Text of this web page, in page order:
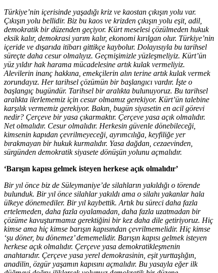
Türkiye’nin içerisinde yaşadığı kriz ve kaostan çıkışın yolu var.
Çıkışın yolu bellidir. Biz bu kaos ve krizden çıkışın yolu eşit, adil,
demokratik bir düzenden geçiyor. Kürt meselesi çözülmeden hukuk
eksik kalır, demokrasi yarım kalır, ekonomi kırılgan olur. Türkiye’nin
içeride ve dışarıda itibarı gittikçe kaybolur. Dolayısıyla bu tarihsel
süreçte daha cesur olmalıyız. Geçmişimizle yüzleşmeliyiz. Kürt’ün
yüz yıldır hak harama mücadelesine artık kulak vermeliyiz.
Alevilerin inanç hakkına, emekçilerin alın terine artık kulak vermek
zorundayız. Her tarihsel çözümün bir başlangıcı vardır. İşte o
başlangıç bugündür. Tarihsel bir aralıkta bulunuyoruz. Bu tarihsel
aralıkta ilerlememiz için cesur olmamız gerekiyor. Kürt’ün talebine
karşılık vermemiz gerekiyor. Bakın, bugün siyasetin en acil görevi
nedir? Çerçeve bir yasa çıkarmaktır. Çerçeve yasa açık olmalıdır.
Net olmalıdır. Cesur olmalıdır. Herkesin güvenle dönebileceği,
kimsenin kapıdan çevrilmeyeceği, ayrımcılığa, keyfiliğe yer
bırakmayan bir hukuk kurmalıdır. Yasa dağdan, cezaevinden,
sürgünden demokratik siyasete dönüşün yolunu açmalıdır.
‘Barışın kapısı gelmek isteyen herkese açık olmalıdır’
Bir yıl önce biz de Süleymaniye’de silahların yakıldığı o törende
bulunduk. Bir yıl önce silahlar yakıldı ama o silahı yakanlar hala
ülkeye dönemediler. Bir yıl kaybettik. Artık bu süreci daha fazla
ertelemeden, daha fazla oyalamadan, daha fazla uzatmadan bir
çözüme kavuşturmamız gerektiğini bir kez daha dile getiriyoruz. Hiç
kimse ama hiç kimse barışın kapısından çevrilmemelidir. Hiç kimse
‘şu döner, bu dönemez’ dememelidir. Barışın kapısı gelmek isteyen
herkese açık olmalıdır. Çerçeve yasa demokratikleşmenin
anahtarıdır. Çerçeve yasa yerel demokrasinin, eşit yurttaşlığın,
anadilin, özgür yaşamın kapısını açmalıdır. Bu yasayla eğer ilk